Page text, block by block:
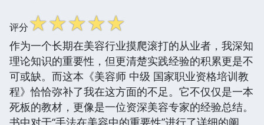
评分☆☆☆☆☆
作为一个长期在美容行业摸爬滚打的从业者，我深知
理论知识的重要性，但更清楚实践经验的积累更是不
可或缺。而这本《美容师 中级 国家职业资格培训教
程》恰恰弥补了我在这方面的不足。它不仅仅是一本
死板的教材，更像是一位资深美容专家的经验总结。
书中对于“手法在美容中的重要性”进行了详细的阐